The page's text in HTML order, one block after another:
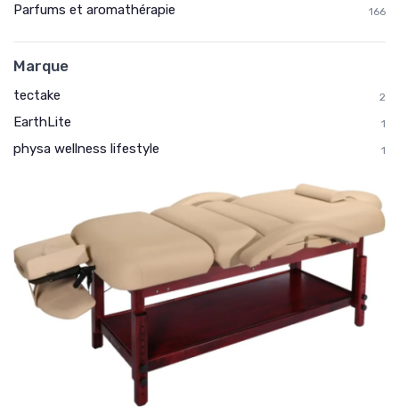
Parfums et aromathérapie 166
Marque
tectake 2
EarthLite 1
physa wellness lifestyle 1